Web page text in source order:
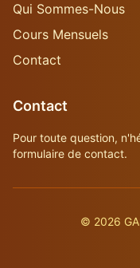
Qui Sommes-Nous
Cours Mensuels
Contact
Contact
Pour toute question,
formulaire de contact.
© 2026